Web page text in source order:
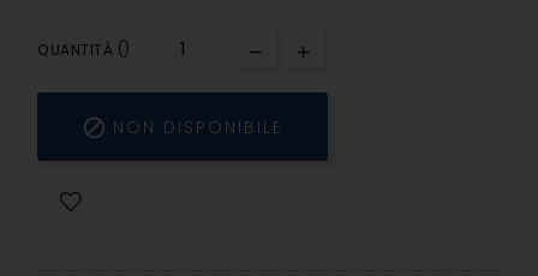
QUANTITÀ ()
 NON DISPONIBILE